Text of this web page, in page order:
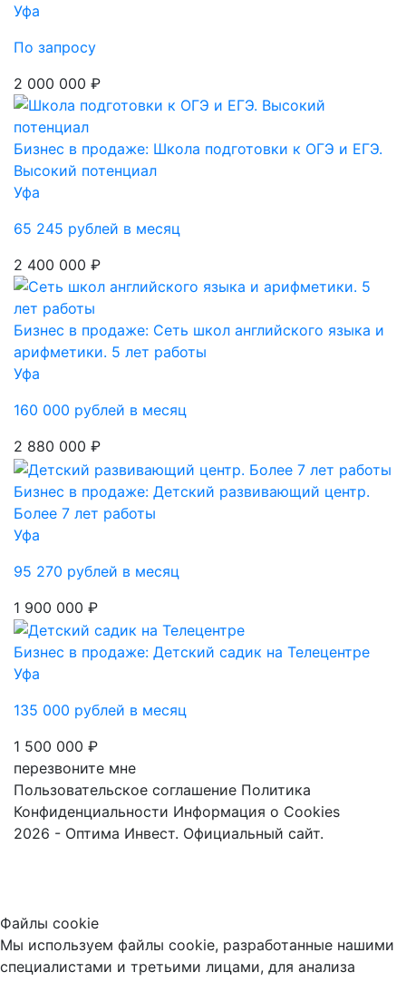
Уфа
По запросу
2 000 000 ₽
Бизнес в продаже: Школа подготовки к ОГЭ и ЕГЭ.
Высокий потенциал
Уфа
65 245 рублей в месяц
2 400 000 ₽
Бизнес в продаже: Сеть школ английского языка и
арифметики. 5 лет работы
Уфа
160 000 рублей в месяц
2 880 000 ₽
Бизнес в продаже: Детский развивающий центр.
Более 7 лет работы
Уфа
95 270 рублей в месяц
1 900 000 ₽
Бизнес в продаже: Детский садик на Телецентре
Уфа
135 000 рублей в месяц
1 500 000 ₽
перезвоните мне
Пользовательское соглашение Политика
Конфиденциальности Информация о Cookies
2026 - Оптима Инвест. Официальный сайт.
Файлы cookie
Мы используем файлы cookie, разработанные нашими
специалистами и третьими лицами, для анализа